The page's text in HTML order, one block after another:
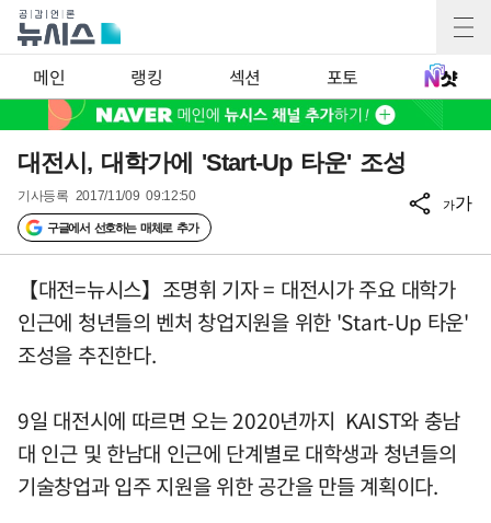
메인 랭킹 섹션 포토
대전시, 대학가에 'Start-Up 타운' 조성
기사등록 2017/11/09 09:12:50
구글에서 선호하는 매체로 추가
가가
【대전=뉴시스】조명휘 기자 = 대전시가 주요 대학가
인근에 청년들의 벤처 창업지원을 위한 'Start-Up 타운'
조성을 추진한다.
9일 대전시에 따르면 오는 2020년까지 KAIST와 충남
대 인근 및 한남대 인근에 단계별로 대학생과 청년들의
기술창업과 입주 지원을 위한 공간을 만들 계획이다.